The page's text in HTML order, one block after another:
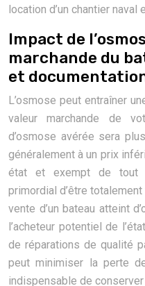
location d’un chantier
Impact de
marchande du
et
L’osmose peut entraîner
valeur marchande de
d’osmose avérée sera
généralement à un prix
état et exempt de tout
primordial d’être
vente d’un bateau atteint
l’acheteur potentiel de
de réparations de qualité
peut minimiser la perte
indispensable de